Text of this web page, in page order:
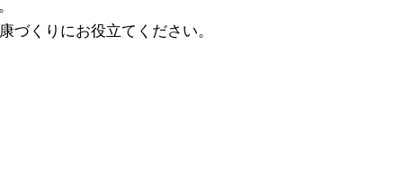
づくりにお役立てください。